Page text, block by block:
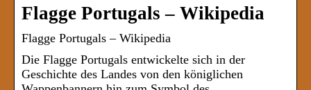
Flagge Portugals – Wikipedia
Flagge Portugals – Wikipedia
Die Flagge Portugals entwickelte sich in der
Geschichte des Landes von den königlichen